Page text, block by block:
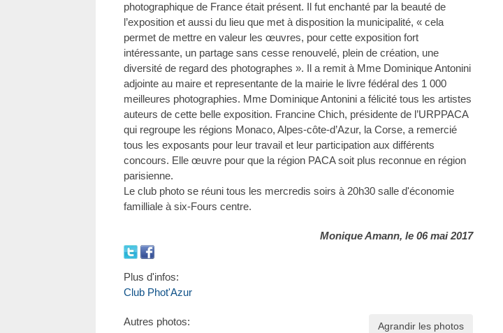
photographique de France était présent. Il fut enchanté par la beauté de
l’exposition et aussi du lieu que met à disposition la municipalité, « cela
permet de mettre en valeur les œuvres, pour cette exposition fort
intéressante, un partage sans cesse renouvelé, plein de création, une
diversité de regard des photographes ». Il a remit à Mme Dominique Antonini
adjointe au maire et representante de la mairie le livre fédéral des 1 000
meilleures photographies. Mme Dominique Antonini a félicité tous les artistes
auteurs de cette belle exposition. Francine Chich, présidente de l’URPPACA
qui regroupe les régions Monaco, Alpes-côte-d’Azur, la Corse, a remercié
tous les exposants pour leur travail et leur participation aux différents
concours. Elle œuvre pour que la région PACA soit plus reconnue en région
parisienne.
Le club photo se réuni tous les mercredis soirs à 20h30 salle d'économie
familliale à six-Fours centre.
Monique Amann, le 06 mai 2017
Plus d'infos:
Club Phot'Azur
Agrandir les photos
Autres photos: